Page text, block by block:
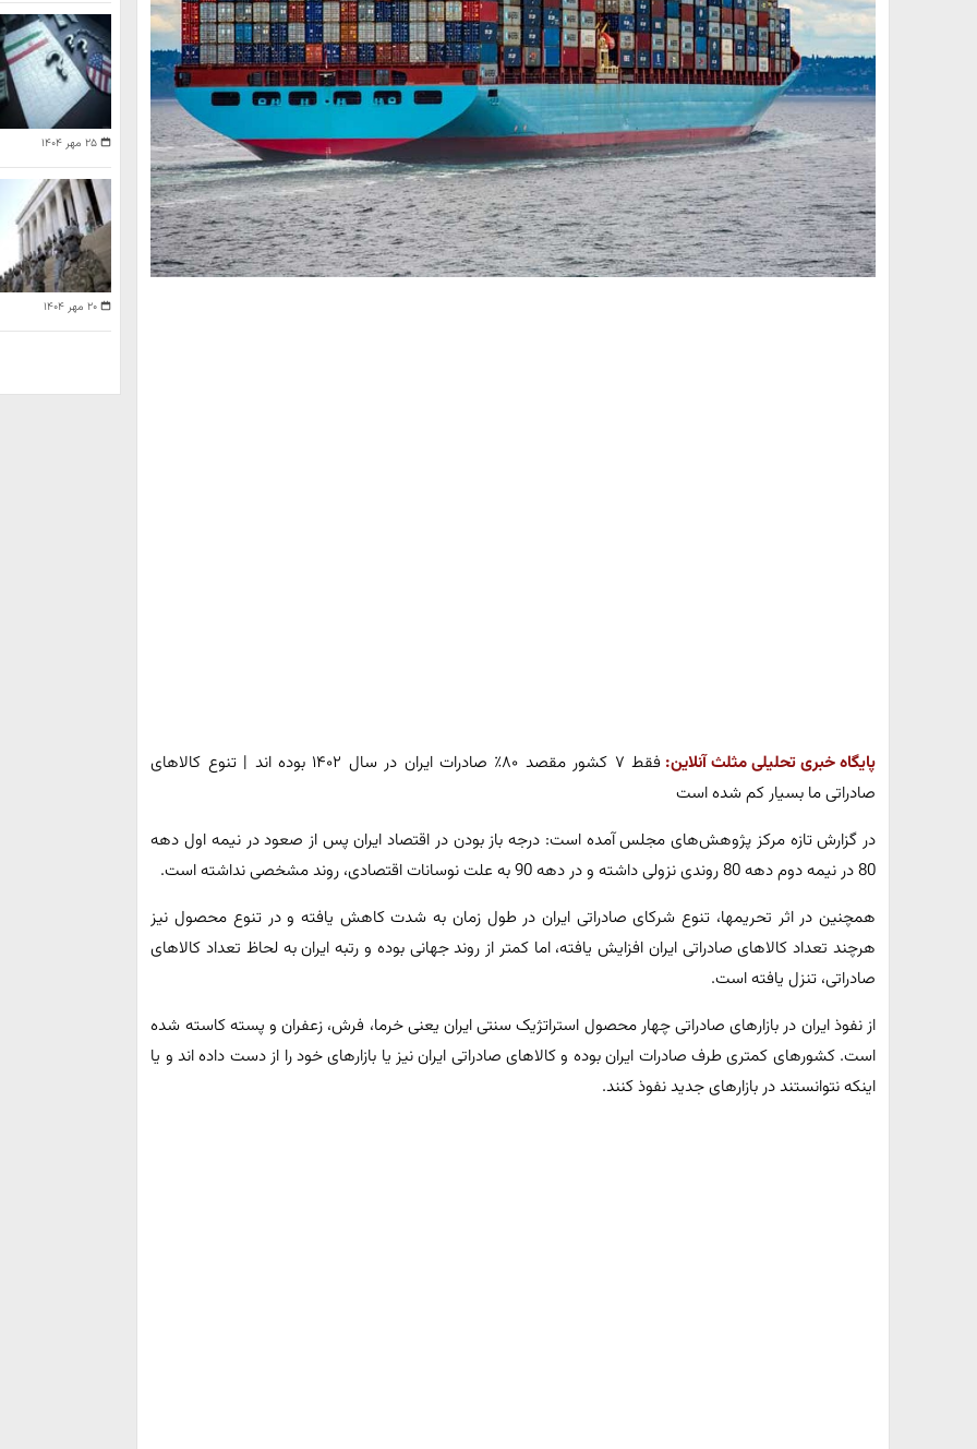
پایگاه خبری تحلیلی مثلث آنلاین:
فقط ۷ کشور مقصد ۸۰٪ صادرات ایران در سال ۱۴۰۲ بوده اند | تنوع کالاهای
صادراتی ما بسیار کم شده است
در گزارش تازه مرکز پژوهش‌های مجلس آمده است: درجه باز بودن در اقتصاد ایران پس از صعود در نیمه اول دهه
80 در نیمه دوم دهه 80 روندی نزولی داشته و در دهه 90 به علت نوسانات اقتصادی، روند مشخصی نداشته است.
همچنین در اثر تحریمها، تنوع شرکای صادراتی ایران در طول زمان به شدت کاهش یافته و در تنوع محصول نیز
هرچند تعداد کالاهای صادراتی ایران افزایش یافته، اما کمتر از روند جهانی بوده و رتبه ایران به لحاظ تعداد کالاهای
صادراتی، تنزل یافته است.
از نفوذ ایران در بازارهای صادراتی چهار محصول استراتژیک سنتی ایران یعنی خرما، فرش، زعفران و پسته کاسته شده
است. کشورهای کمتری طرف صادرات ایران بوده و کالاهای صادراتی ایران نیز یا بازارهای خود را از دست داده اند و یا
اینکه نتوانستند در بازارهای جدید نفوذ کنند.
۲۵ مهر ۱۴۰۴
۲۰ مهر ۱۴۰۴